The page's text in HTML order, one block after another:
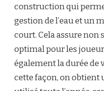
construction qui
gestion de l’eau et un
court. Cela assure
optimal pour les
également la durée de
cette façon, on obtient